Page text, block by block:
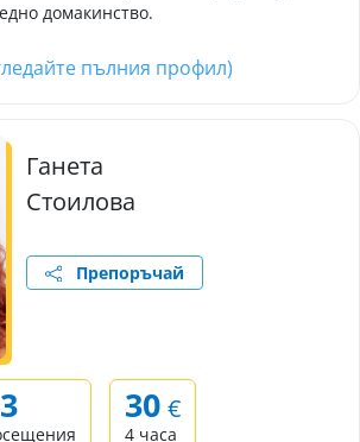
домакинство.
пълния профил)
Ганета
Стоилова
Препоръчай
30 €
4 часа